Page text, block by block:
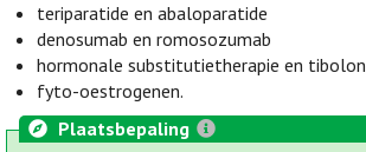
teriparatide en abaloparatide
denosumab en romosozumab
hormonale substitutietherapie en tibolon
fyto-oestrogenen.
Plaatsbepaling